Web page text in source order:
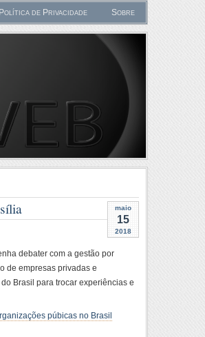
Política de Privacidade Sobre
maio
15
2018
debater com a gestão por
de empresas privadas e
Brasil para trocar experiências e
púbicas no Brasil